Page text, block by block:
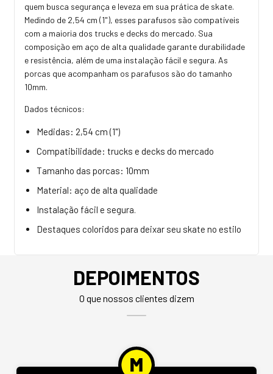
quem busca segurança e leveza em sua prática de skate.
Medindo de 2,54 cm (1"), esses parafusos são compatíveis
com a maioria dos trucks e decks do mercado. Sua
composição em aço de alta qualidade garante durabilidade
e resistência, além de uma instalação fácil e segura. As
porcas que acompanham os parafusos são do tamanho
10mm.
Dados técnicos:
Medidas: 2,54 cm (1")
Compatibilidade: trucks e decks do mercado
Tamanho das porcas: 10mm
Material: aço de alta qualidade
Instalação fácil e segura.
Destaques coloridos para deixar seu skate no estilo
DEPOIMENTOS
O que nossos clientes dizem